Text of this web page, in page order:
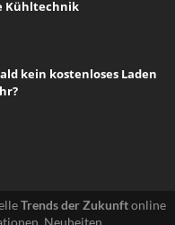
Kühltechnik
kein kostenloses Laden
Trends der Zukunftonline